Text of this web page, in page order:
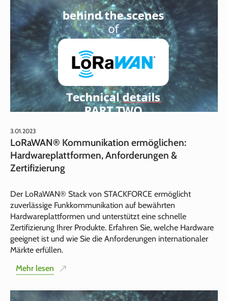
3.01.2023
LoRaWAN® Kommunikation ermöglichen:
Hardwareplattformen, Anforderungen &
Zertifizierung
Der LoRaWAN® Stack von STACKFORCE ermöglicht
zuverlässige Funkkommunikation auf bewährten
Hardwareplattformen und unterstützt eine schnelle
Zertifizierung Ihrer Produkte. Erfahren Sie, welche Hardware
geeignet ist und wie Sie die Anforderungen internationaler
Märkte erfüllen.
Mehr lesen